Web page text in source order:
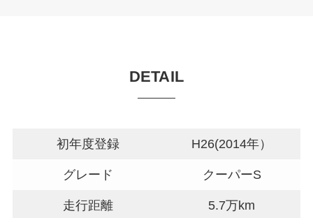
DETAIL
初年度登録 H26(2014年）
グレード クーパーS
走行距離 5.7万km